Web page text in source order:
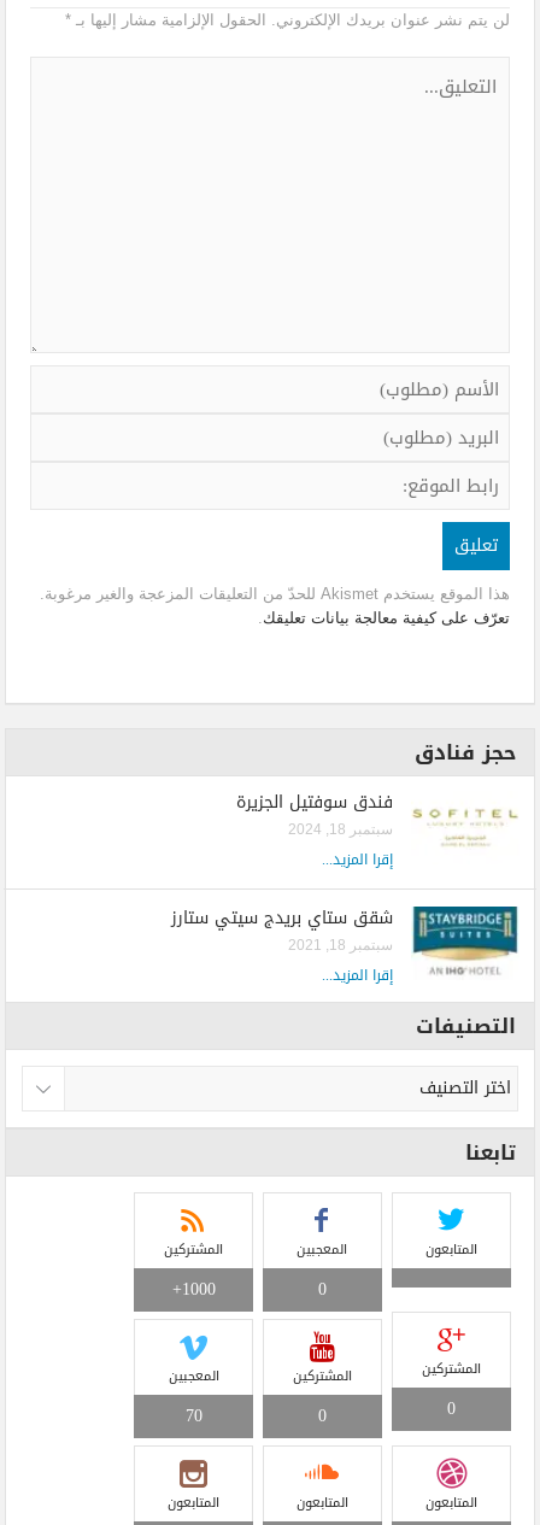
لن يتم نشر عنوان بريدك الإلكتروني. الحقول الإلزامية مشار إليها بـ*
هذا الموقع يستخدم Akismet للحدّ من التعليقات المزعجة والغير مرغوبة.
تعرّف على كيفية معالجة بيانات تعليقك.
حجز فنادق
فندق سوفتيل الجزيرة
سبتمبر 18, 2024
إقرا المزيد...
شقق ستاي بريدج سيتي ستارز
سبتمبر 18, 2021
إقرا المزيد...
التصنيفات
تابعنا
المتابعون المعجبين
0
المشتركين
1000+
المشتركين
0
المشتركين
0
المعجبين
70
المتابعون المتابعون المتابعون